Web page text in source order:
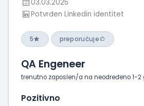
03.03.2025
Potvrđen Linkedin identitet
5 preporučuje
QA Engeneer
trenutno zaposlen/a na neodređeno 1-2
Pozitivno